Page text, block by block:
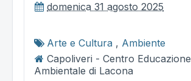
domenica 31 agosto 2025
Arte e Cultura , Ambiente
Capoliveri - Centro Educazione
Ambientale di Lacona